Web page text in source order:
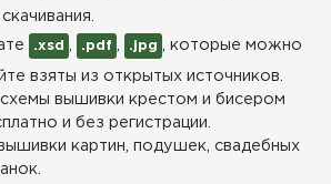
.xsd .pdf .jpg , которые можно
взяты из открытых источников.
схемы вышивки крестом и бисером
и без регистрации.
картин, подушек, свадебных